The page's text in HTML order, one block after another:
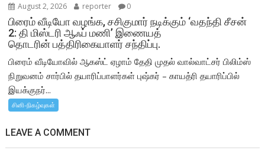
August 2, 2026 reporter 0
பிரைம் வீடியோ வழங்க, சசிகுமார் நடிக்கும் ‘வதந்தி சீசன்
2: தி மிஸ்டரி ஆஃப் மணி’ இணையத்
தொடரின் பத்திரிகையாளர் சந்திப்பு.
பிரைம் வீடியோவில் ஆகஸ்ட் ஏழாம் தேதி முதல் வால்வாட்சர் பிலிம்ஸ்
நிறுவனம் சார்பில் தயாரிப்பாளர்கள் புஷ்கர் – காயத்ரி தயாரிப்பில்
இயக்குநர்...
சினி-நிகழ்வுகள்
LEAVE A COMMENT